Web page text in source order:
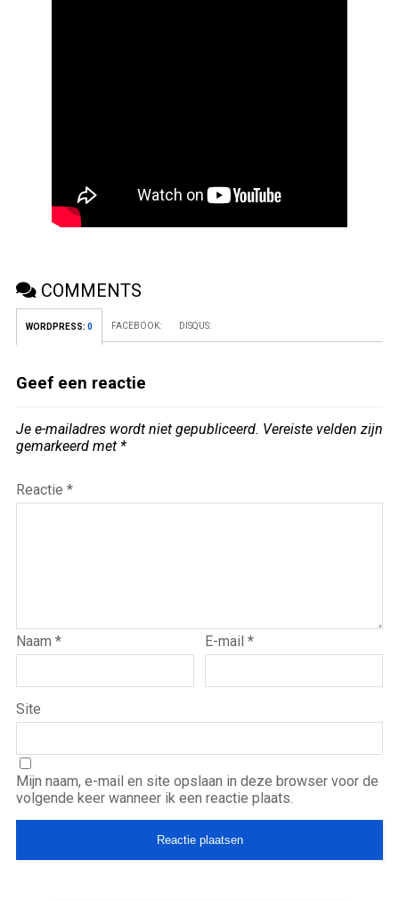
COMMENTS
WORDPRESS: 0 FACEBOOK: DISQUS:
Geef een reactie
Je e-mailadres wordt niet gepubliceerd. Vereiste velden zijn
gemarkeerd met *
Reactie *
Naam * E-mail*
Site
Mijn naam, e-mail en site opslaan in deze browser voor de
volgende keer wanneer ik een reactie plaats.